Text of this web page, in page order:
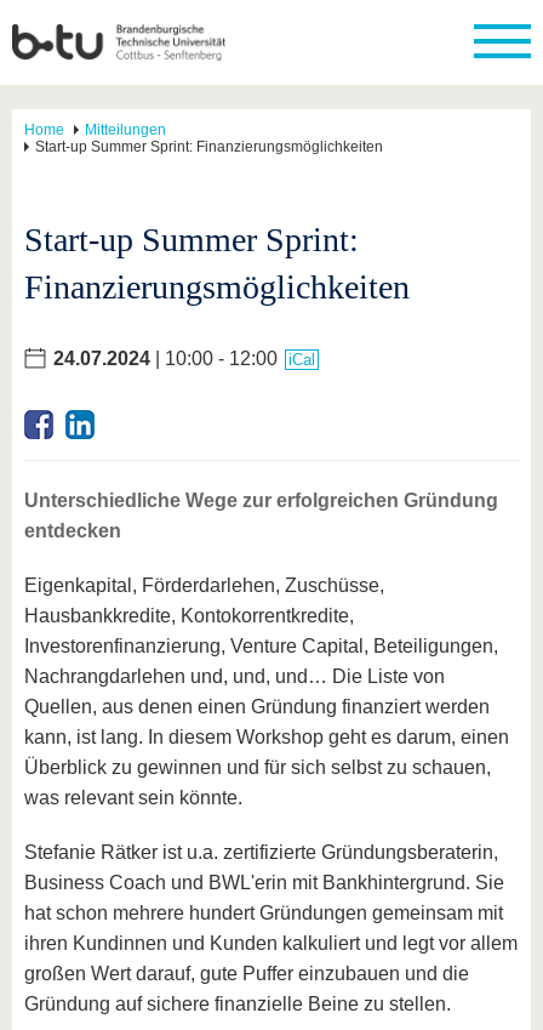
Home
Mitteilungen
Start-up Summer Sprint: Finanzierungsmöglichkeiten
Start-up Summer Sprint:
Finanzierungsmöglichkeiten
24.07.2024 | 10:00 - 12:00 iCal
Unterschiedliche Wege zur erfolgreichen Gründung
entdecken
Eigenkapital, Förderdarlehen, Zuschüsse,
Hausbankkredite, Kontokorrentkredite,
Investorenfinanzierung, Venture Capital, Beteiligungen,
Nachrangdarlehen und, und, und… Die Liste von
Quellen, aus denen einen Gründung finanziert werden
kann, ist lang. In diesem Workshop geht es darum, einen
Überblick zu gewinnen und für sich selbst zu schauen,
was relevant sein könnte.
Stefanie Rätker ist u.a. zertifizierte Gründungsberaterin,
Business Coach und BWL'erin mit Bankhintergrund. Sie
hat schon mehrere hundert Gründungen gemeinsam mit
ihren Kundinnen und Kunden kalkuliert und legt vor allem
großen Wert darauf, gute Puffer einzubauen und die
Gründung auf sichere finanzielle Beine zu stellen.